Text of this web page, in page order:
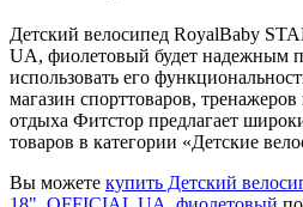
Детский велосипед RoyalBaby
UA, фиолетовый будет надежным
использовать его
магазин спорттоваров,
отдыха Фитстор предлагает
товаров в категории «Детские
Вы можете купить Детский